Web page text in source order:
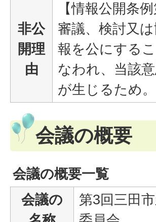
非公
開理
由
【情報公開条
審議、検討又
報を公にする
なわれ、当該
が生じるため。
会議の概要
会議の概要一覧
会議の
第3回三田